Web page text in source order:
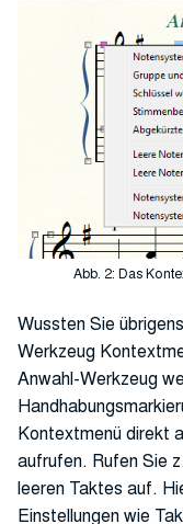
Abb. 2: Das
Wussten Sie
Werkzeug
Anwahl-Werkzeug
Kontextmenü direkt
aufrufen. Rufen Sie
leeren Taktes auf.
Einstellungen wie